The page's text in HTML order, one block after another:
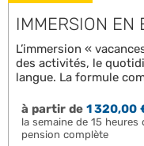
IMMERSION EN
L’immersion «
des activités, le
langue. La formule
à partir de1 320,00
la semaine de 15 heures
pension complète